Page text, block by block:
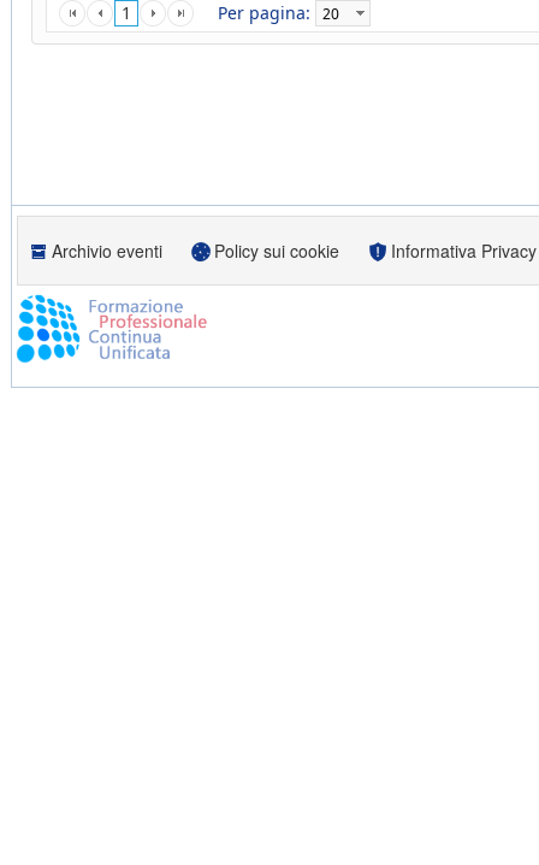
1 Per pagina:
Archivio eventi Policy sui cookie Informativa Privacy